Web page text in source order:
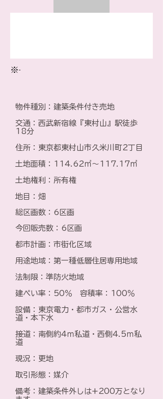
※-
物件種別：建築条件付き売地
​交通：西武新宿線『東村山』駅徒歩
18分
住所：東京都東村山市久米川町2丁目
土地面積：114.62㎡～117.17㎡
土地権利：所有権
地目：畑
総区画数：6区画
今回販売数：6区画
都市計画：市街化区域
用途地域：第一種低層住居専用地域
法制限：準防火地域
建ぺい率：50％ 容積率：100％
設備：東京電力・都市ガス・公営水
道・本下水
接道：南側約4ｍ私道・西側4.5ｍ私
道
現況：更地
取引形態：媒介
​備考：建築条件外しは+200万となり